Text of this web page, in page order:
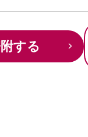
する